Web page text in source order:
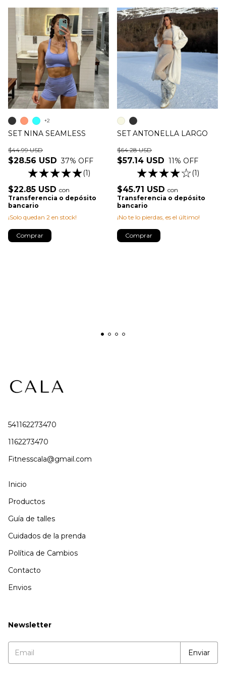
SET NINA SEAMLESS
$28.56 USD
$44.99 USD
37% OFF
(1)
$22.85 USD con
Transferencia o depósito
bancario
¡Solo quedan 2 en stock!
+2
Comprar
SET ANTONELLA LARGO
$57.14 USD
$64.28 USD
11% OFF
(1)
$45.71 USD con
Transferencia o depósito
bancario
¡No te lo pierdas, es el último!
Comprar
541162273470
1162273470
Fitnesscala@gmail.com
Inicio
Productos
Guía de talles
Cuidados de la prenda
Política de Cambios
Contacto
Envios
Newsletter